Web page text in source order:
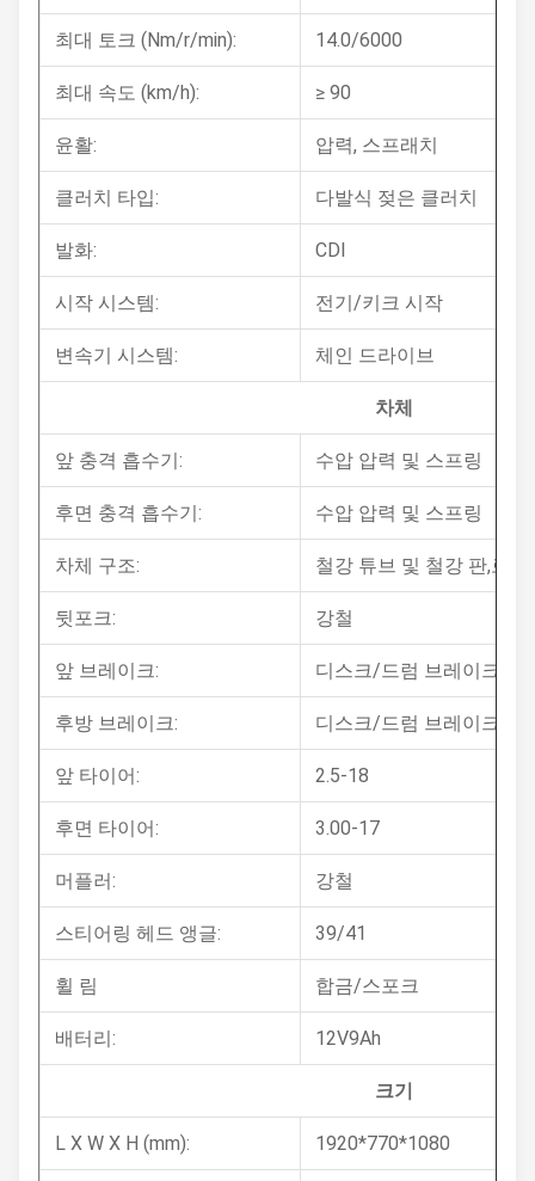
최대 토크 (Nm/r/min): 14.0/6000
최대 속도 (km/h): ≥ 90
윤활: 압력, 스프래치
클러치 타입: 다발식 젖은 클러치
발화: CDI
시작 시스템: 전기/키크 시작
변속기 시스템: 체인 드라이브
차체
앞 충격 흡수기: 수압 압력 및 스프링
후면 충격 흡수기: 수압 압력 및 스프링
차체 구조: 철강 튜브 및 철강 판,로
뒷포크: 강철
앞 브레이크: 디스크/드럼 브레이크
후방 브레이크: 디스크/드럼 브레이크
앞 타이어: 2.5-18
후면 타이어: 3.00-17
머플러: 강철
스티어링 헤드 앵글: 39/41
휠 림 합금/스포크
배터리: 12V9Ah
크기
L X W X H (mm): 1920*770*1080